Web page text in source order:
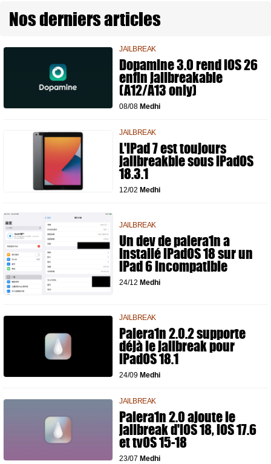
Nos derniers articles
JAILBREAK
Dopamine 3.0 rend iOS 26
enfin jailbreakable
(A12/A13 only)
08/08 Medhi
JAILBREAK
L'iPad 7 est toujours
jailbreakble sous iPadOS
18.3.1
12/02 Medhi
JAILBREAK
Un dev de palera1n a
installé iPadOS 18 sur un
iPad 6 incompatible
24/12 Medhi
JAILBREAK
Palera1n 2.0.2 supporte
déjà le jailbreak pour
iPadOS 18.1
24/09 Medhi
JAILBREAK
Palera1n 2.0 ajoute le
jailbreak d'iOS 18, iOS 17.6
et tvOS 15-18
23/07 Medhi